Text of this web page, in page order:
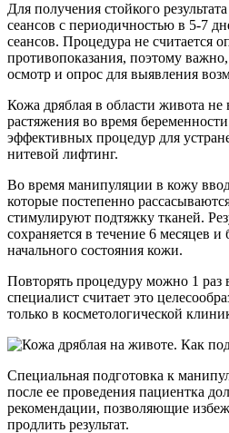
Для получения стойкого
сеансов с периодичностью в 5-7
сеансов. Процедура не считается
противопоказания, поэтому
осмотр и опрос для выявления
Кожа дряблая в области живота не
растяжения во время
эффективных процедур для
нитевой лифтинг.
Во время манипуляции в кожу
которые постепенно
стимулируют подтяжку тканей.
сохраняется в течение 6 месяцев и
начального состояния кожи.
Повторять процедуру можно 1 раз
специалист считает это
только в косметологической
Специальная подготовка к
после ее проведения пациентка
рекомендации, позволяющие
продлить результат.